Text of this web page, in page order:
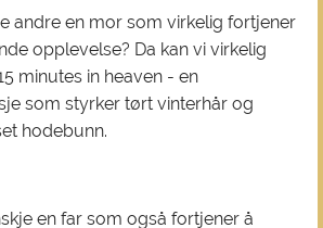
andre en mor som virkelig fortjener
opplevelse? Da kan vi virkelig
minutes in heaven - en
som styrker tørt vinterhår og
hodebunn.
en far som også fortjener å